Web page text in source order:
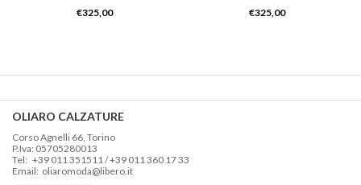
€325,00 €325,00
OLIARO CALZATURE
Corso Agnelli 66, Torino
P.Iva: 05705280013
Tel: +39 011 351511 / +39 011 360 17 33
Email: oliaromoda@libero.it